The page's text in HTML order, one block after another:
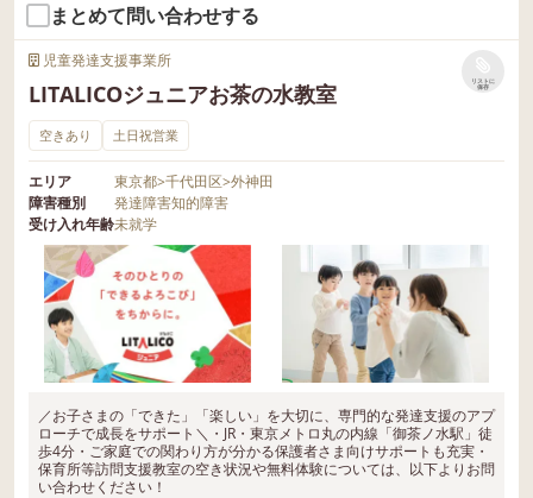
まとめて問い合わせする
児童発達支援事業所
LITALICOジュニアお茶の水教室
リストに
保存
空きあり 土日祝営業
エリア 東京都>千代田区>外神田
障害種別
発達障害知的障害
受け入れ年齢未就学
／お子さまの「できた」「楽しい」を大切に、専門的な発達支援のアプ
ローチで成長をサポート＼・JR・東京メトロ丸の内線「御茶ノ水駅」徒
歩4分・ご家庭での関わり方が分かる保護者さま向けサポートも充実・
保育所等訪問支援教室の空き状況や無料体験については、以下よりお問
い合わせください！